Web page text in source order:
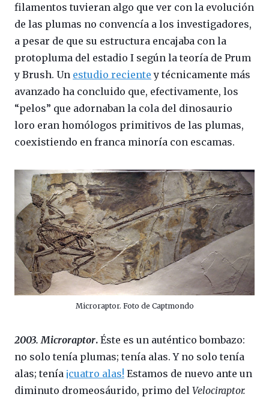
filamentos tuvieran algo que ver con la evolución
de las plumas no convencía a los investigadores,
a pesar de que su estructura encajaba con la
protopluma del estadio I según la teoría de Prum
y Brush. Un estudio reciente y técnicamente más
avanzado ha concluido que, efectivamente, los
“pelos” que adornaban la cola del dinosaurio
loro eran homólogos primitivos de las plumas,
coexistiendo en franca minoría con escamas.
Microraptor. Foto de Captmondo
2003. Microraptor. Éste es un auténtico bombazo:
no solo tenía plumas; tenía alas. Y no solo tenía
alas; tenía ¡cuatro alas! Estamos de nuevo ante un
diminuto dromeosáurido, primo del Velociraptor.